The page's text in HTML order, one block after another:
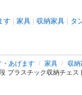
す 家具 収納家具 タ
・あげます 家具 収
プラスチック収納チェス